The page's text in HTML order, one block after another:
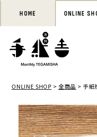
HOME ONLINE
ONLINE SHOP 全商品 手紙